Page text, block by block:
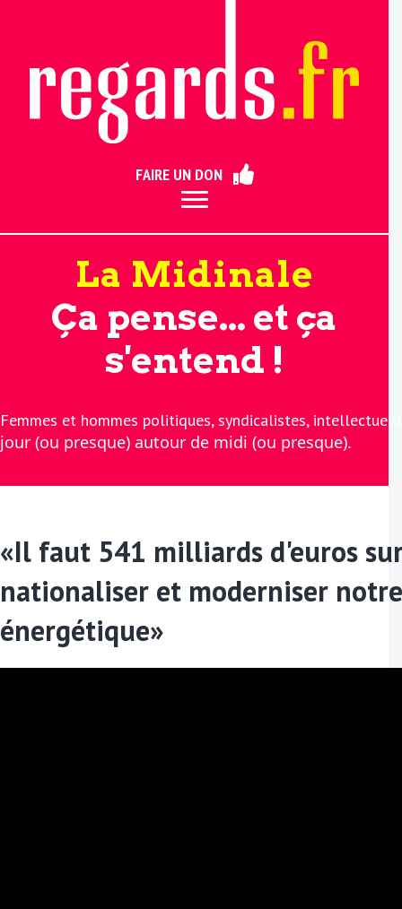
FAIRE UN DON
La Midinale
Ça pense... et ça
s'entend !
Femmes et hommes politiques, syndicalistes,
jour (ou presque) autour de midi (ou presque).
«Il faut 541 milliards d'euros
nationaliser et moderniser
énergétique»